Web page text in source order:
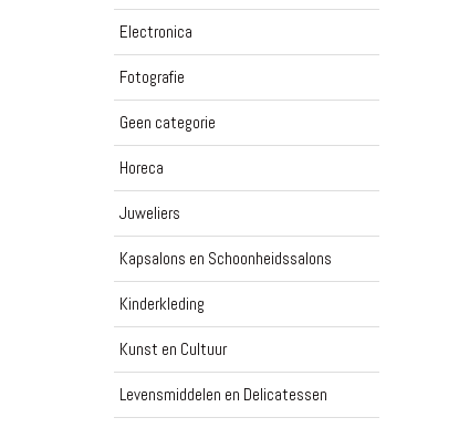
Electronica
Fotografie
Geen categorie
Horeca
Juweliers
Kapsalons en Schoonheidssalons
Kinderkleding
Kunst en Cultuur
Levensmiddelen en Delicatessen